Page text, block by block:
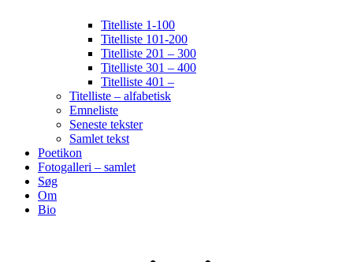
Titelliste 1-100
Titelliste 101-200
Titelliste 201 – 300
Titelliste 301 – 400
Titelliste 401 –
Titelliste – alfabetisk
Emneliste
Seneste tekster
Samlet tekst
Poetikon
Fotogalleri – samlet
Søg
Om
Bio